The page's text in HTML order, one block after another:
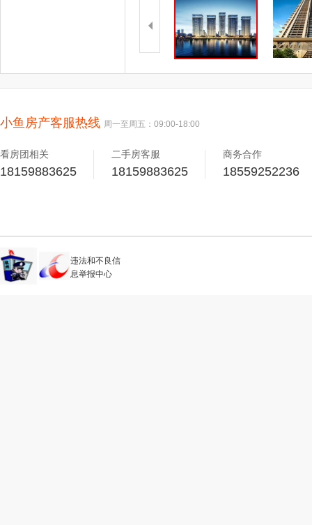
小鱼房产客服热线 周一至周五：09:00-18:00
看房团相关
18159883625
二手房客服
18159883625
商务合作
18559252236
违法和不良信
息举报中心